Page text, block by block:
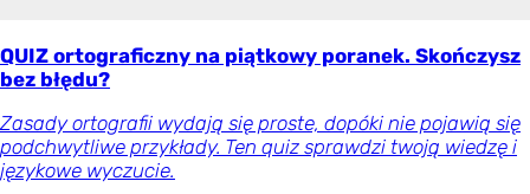
QUIZ ortograficzny na piątkowy poranek. Skończysz
bez błędu?
Zasady ortografii wydają się proste, dopóki nie pojawią się
podchwytliwe przykłady. Ten quiz sprawdzi twoją wiedzę i
językowe wyczucie.